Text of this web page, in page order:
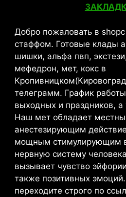
Добро пожаловать в
стаффом. Готовые клады
шишки, альфа пвп,
мефедрон, мет, кокс в
телеграмм. График
выходных и праздников, а
Наш мет обладает
анестезирующим
мощным стимулирующим
нервную систему
вызывает чувство
также позитивных
переходите строго по